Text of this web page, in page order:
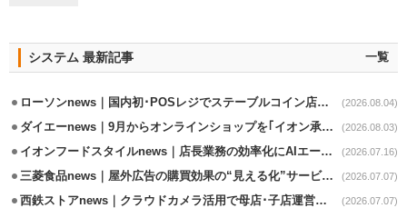
システム 最新記事 一覧
ローソンnews｜国内初･POSレジでステーブルコイン店頭決済実証実験を実施 (2026.08.04)
ダイエーnews｜9月からオンラインショップを｢イオン承りオンライン｣へ移行 (2026.08.03)
イオンフードスタイルnews｜店長業務の効率化にAIエージェント活用実験 (2026.07.16)
三菱食品news｜屋外広告の購買効果の“見える化”サービス開始 (2026.07.07)
西鉄ストアnews｜クラウドカメラ活用で母店･子店運営の効率化 (2026.07.07)